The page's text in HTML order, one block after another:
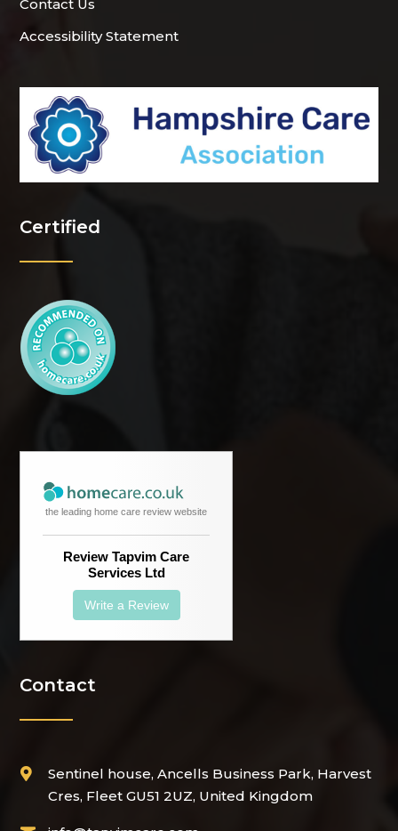
Contact Us
Accessibility Statement
Certified
the leading home care review website
Review Tapvim Care
Services Ltd
Write a Review
Contact

Sentinel house, Ancells Business Park, Harvest
Cres, Fleet GU51 2UZ, United Kingdom